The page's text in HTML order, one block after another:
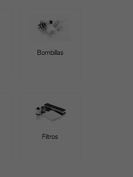
Bombillas
Filtros